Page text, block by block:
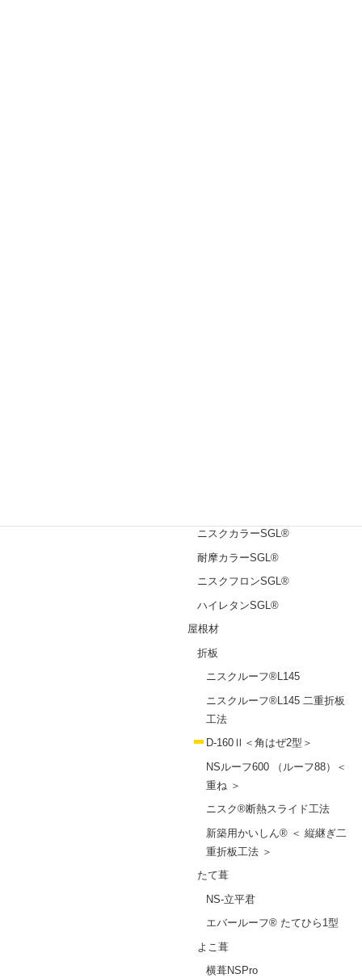
ニスクカラーSGL®
耐摩カラーSGL®
ニスクフロンSGL®
ハイレタンSGL®
屋根材
折板
ニスクルーフ®L145
ニスクルーフ®L145 二重折板
工法
D-160Ⅱ＜角はぜ2型＞
NSルーフ600 （ルーフ88）＜
重ね ＞
ニスク®断熱スライド工法
新築用かいしん® ＜ 縦継ぎ二
重折板工法 ＞
たて葺
NS-立平君
エバールーフ® たてひら1型
よこ葺
横葺NSPro